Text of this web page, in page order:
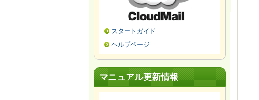
スタートガイド
ヘルプページ
マニュアル更新情報